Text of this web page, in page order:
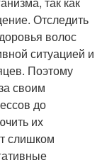
Отследить
волос
ситуацией и
Поэтому
своим
до
их
слишком